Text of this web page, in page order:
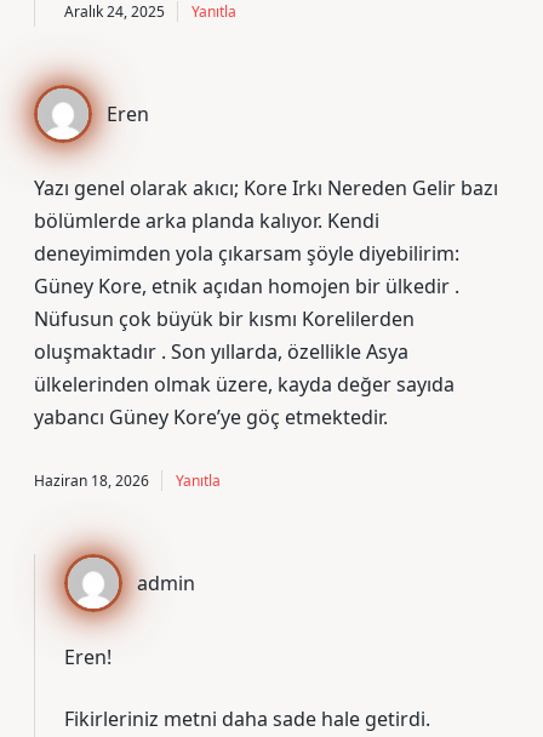
Aralık 24, 2025 Yanıtla
Eren
Yazı genel olarak akıcı; Kore Irkı Nereden Gelir bazı
bölümlerde arka planda kalıyor. Kendi
deneyimimden yola çıkarsam şöyle diyebilirim:
Güney Kore, etnik açıdan homojen bir ülkedir .
Nüfusun çok büyük bir kısmı Korelilerden
oluşmaktadır . Son yıllarda, özellikle Asya
ülkelerinden olmak üzere, kayda değer sayıda
yabancı Güney Kore’ye göç etmektedir.
Haziran 18, 2026 Yanıtla
admin
Eren!
Fikirleriniz metni daha sade hale getirdi.